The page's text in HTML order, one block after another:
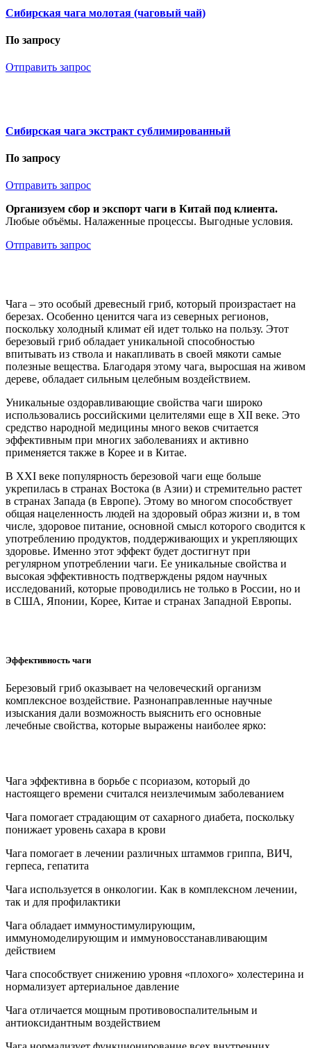
Сибирская чага молотая (чаговый чай)
По запросу
Отправить запрос
Сибирская чага экстракт сублимированный
По запросу
Отправить запрос
Организуем сбор и экспорт чаги в Китай под клиента.
Любые объёмы. Налаженные процессы. Выгодные условия.
Отправить запрос
Чага – это особый древесный гриб, который произрастает на
березах. Особенно ценится чага из северных регионов,
поскольку холодный климат ей идет только на пользу. Этот
березовый гриб обладает уникальной способностью
впитывать из ствола и накапливать в своей мякоти самые
полезные вещества. Благодаря этому чага, выросшая на живом
дереве, обладает сильным целебным воздействием.
Уникальные оздоравливающие свойства чаги широко
использовались российскими целителями еще в XII веке. Это
средство народной медицины много веков считается
эффективным при многих заболеваниях и активно
применяется также в Корее и в Китае.
В XXI веке популярность березовой чаги еще больше
укрепилась в странах Востока (в Азии) и стремительно растет
в странах Запада (в Европе). Этому во многом способствует
общая нацеленность людей на здоровый образ жизни и, в том
числе, здоровое питание, основной смысл которого сводится к
употреблению продуктов, поддерживающих и укрепляющих
здоровье. Именно этот эффект будет достигнут при
регулярном употреблении чаги. Ее уникальные свойства и
высокая эффективность подтверждены рядом научных
исследований, которые проводились не только в России, но и
в США, Японии, Корее, Китае и странах Западной Европы.
Эффективность чаги
Березовый гриб оказывает на человеческий организм
комплексное воздействие. Разнонаправленные научные
изыскания дали возможность выяснить его основные
лечебные свойства, которые выражены наиболее ярко:
Чага эффективна в борьбе с псориазом, который до
настоящего времени считался неизлечимым заболеванием
Чага помогает страдающим от сахарного диабета, поскольку
понижает уровень сахара в крови
Чага помогает в лечении различных штаммов гриппа, ВИЧ,
герпеса, гепатита
Чага используется в онкологии. Как в комплексном лечении,
так и для профилактики
Чага обладает иммуностимулирующим,
иммуномоделирующим и иммуновосстанавливающим
действием
Чага способствует снижению уровня «плохого» холестерина и
нормализует артериальное давление
Чага отличается мощным противовоспалительным и
антиоксидантным воздействием